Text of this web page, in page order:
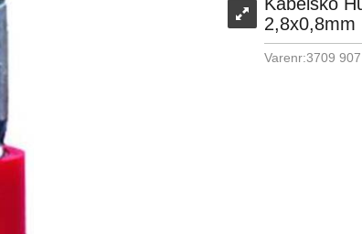
2,8x0,8mm
Varenr:3709 907